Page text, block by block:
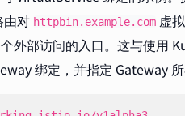
由对 httpbin.example.com 虚
外部访问的入口。这与使用
绑定，并指定 Gateway 所